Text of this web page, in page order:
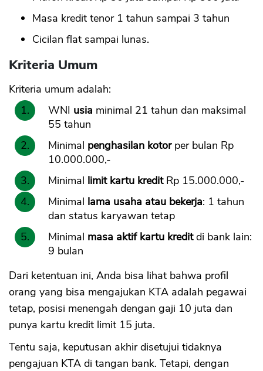
Masa kredit tenor 1 tahun sampai 3 tahun
Cicilan flat sampai lunas.
Kriteria Umum
Kriteria umum adalah:
WNI usia minimal 21 tahun dan maksimal
55 tahun
Minimal penghasilan kotorper bulan Rp
10.000.000,-
Minimal limit kartu kreditRp 15.000.000,-
Minimal lama usaha atau bekerja: 1 tahun
dan status karyawan tetap
Minimal masa aktif kartu kreditdi bank lain:
9 bulan
Dari ketentuan ini, Anda bisa lihat bahwa profil
orang yang bisa mengajukan KTA adalah pegawai
tetap, posisi menengah dengan gaji 10 juta dan
punya kartu kredit limit 15 juta.
Tentu saja, keputusan akhir disetujui tidaknya
pengajuan KTA di tangan bank. Tetapi, dengan